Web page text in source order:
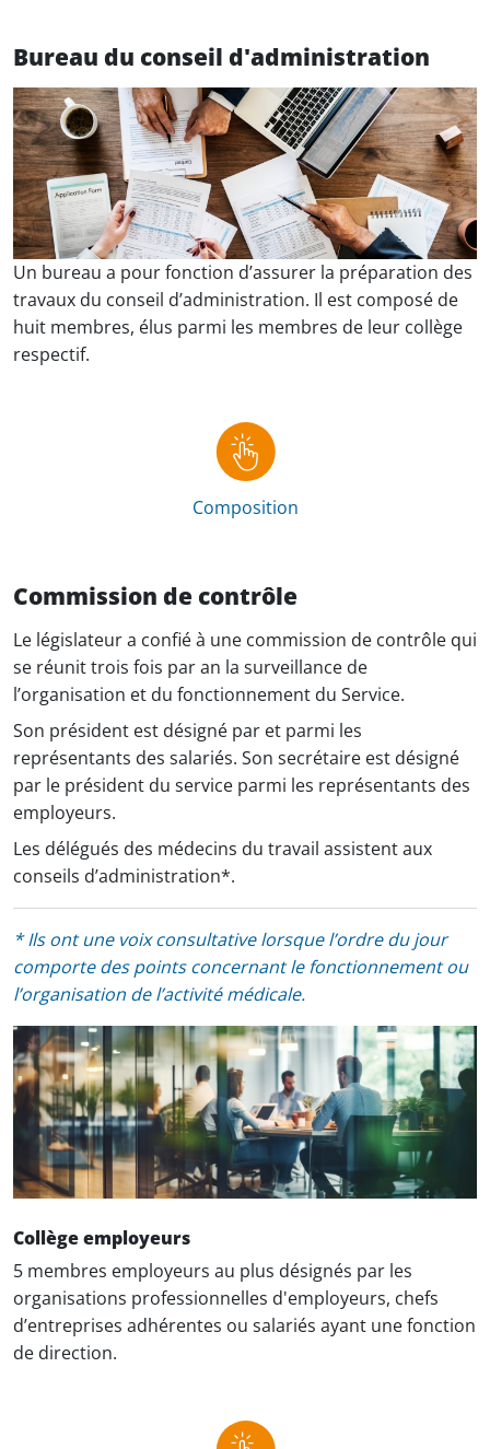
Bureau du conseil d'administration
Un bureau a pour fonction d’assurer la préparation des
travaux du conseil d’administration. Il est composé de
huit membres, élus parmi les membres de leur collège
respectif.
Composition
Commission de contrôle
Le législateur a confié à une commission de contrôle qui
se réunit trois fois par an la surveillance de
l’organisation et du fonctionnement du Service.
Son président est désigné par et parmi les
représentants des salariés. Son secrétaire est désigné
par le président du service parmi les représentants des
employeurs.
Les délégués des médecins du travail assistent aux
conseils d’administration*.
* Ils ont une voix consultative lorsque l’ordre du jour
comporte des points concernant le fonctionnement ou
l’organisation de l’activité médicale.
Collège employeurs
5 membres employeurs au plus désignés par les
organisations professionnelles d'employeurs, chefs
d’entreprises adhérentes ou salariés ayant une fonction
de direction.